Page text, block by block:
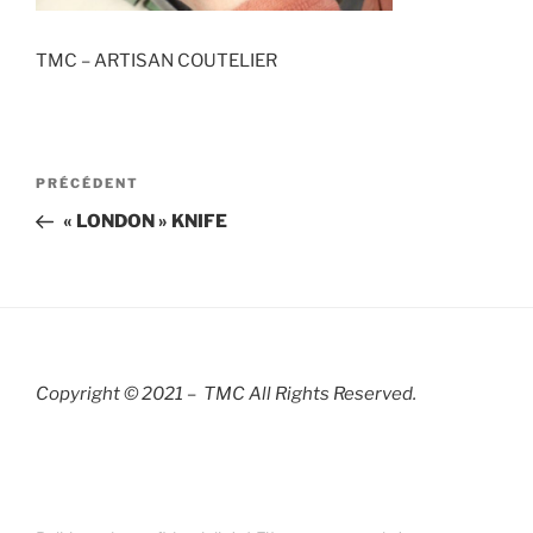
TMC – ARTISAN COUTELIER
Navigation
l’article
Article
précédent
PRÉCÉDENT
« LONDON » KNIFE
Copyright © 2021 – TMC All Rights Reserved.